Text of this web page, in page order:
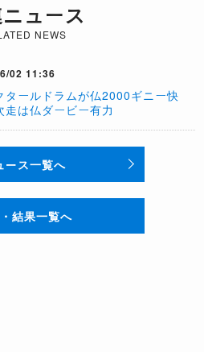
ュース
NEWS
02 11:36
タールドラムが仏2000ギニー快
走は仏ダービー有力
ース一覧へ
結果一覧へ